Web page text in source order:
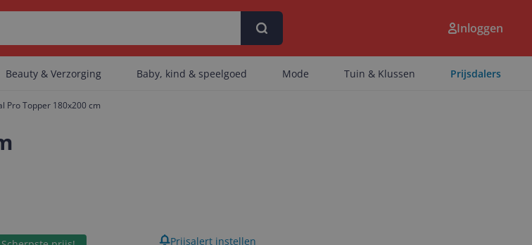
Inloggen
Beauty & Verzorging Baby, kind & speelgoed Mode Tuin & Klussen Prijsdalers
Pro Topper 180x200 cm
Prijsalert instellen